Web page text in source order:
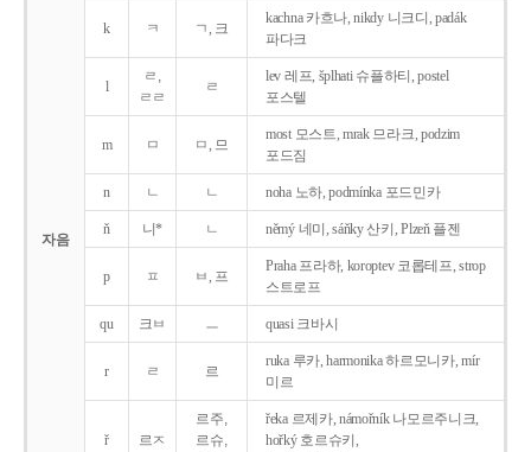
자음
k ㅋ ㄱ, 크
kachna 카흐나, nikdy 니크디, padák
파다크
l
ㄹ,
ㄹㄹ
ㄹ
lev 레프, šplhati 슈플하티, postel
포스텔
m ㅁ ㅁ, 므
most 모스트, mrak 므라크, podzim
포드짐
n ㄴ ㄴ noha 노하, podmínka 포드민카
ň 니* ㄴ němý 네미, sáňky 산키, Plzeň 플젠
p ㅍ ㅂ, 프
Praha 프라하, koroptev 코롭테프, strop
스트로프
qu 크ㅂ ㅡ quasi 크바시
r ㄹ 르
ruka 루카, harmonika 하르모니카, mír
미르
ř 르ㅈ
르주,
르슈,
řeka 르제카, námořník 나모르주니크,
hořký 호르슈키,